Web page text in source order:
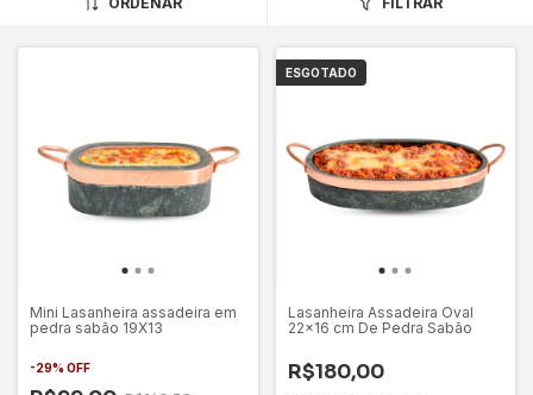
Mini Lasanheira assadeira em
pedra sabão 19X13
-29% OFF
ESGOTADO
Lasanheira Assadeira Oval
22x16 cm De Pedra Sabão
R$180,00